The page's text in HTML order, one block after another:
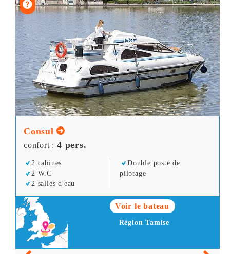
Consul
confort : 4 pers.
2 cabines
2 W.C
2 salles d'eau
Double poste de
pilotage
Voir le bateau
Région Tamise